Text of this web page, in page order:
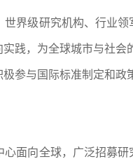
界级研究机构、行业
践，为全球城市与社会
参与国际标准制定和
面向全球，广泛招募